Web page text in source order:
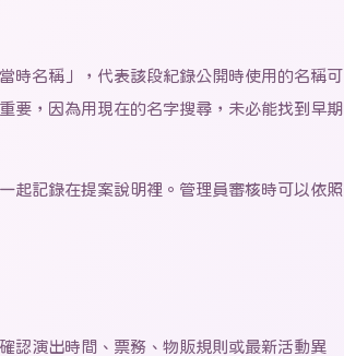
時名稱」，代表該段紀錄公開時使用的名稱可
要，因為用現在的名字搜尋，未必能找到早期
起記錄在提案說明裡。管理員審核時可以依照
認演出時間、票務、物販規則或最新活動異